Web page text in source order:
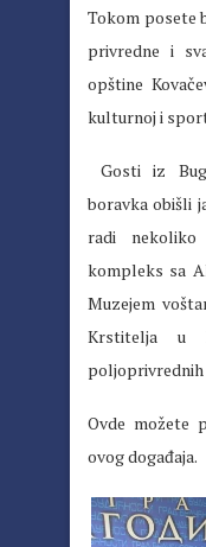
Tokom posete
privredne i
opštine
kulturnoj i
Gosti iz
boravka obišli
radi nekoliko
kompleks sa
Muzejem
Krstitelja u
poljoprivrednih
Ovde možete
ovog događaja.